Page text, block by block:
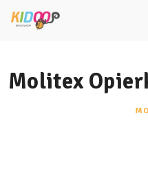
Molitex